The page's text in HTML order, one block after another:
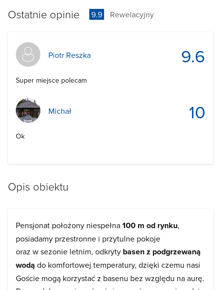
Ostatnie opinie 9.9 Rewelacyjny
9.6
Piotr Reszka
Super miejsce polecam
10
Michał
Ok
Opis obiektu
Pensjonat położony niespełna100 m od rynku,
posiadamy przestronne i przytulne pokoje
oraz w sezonie letnim, odkryty basen z podgrzewaną
wodą do komfortowej temperatury, dzięki czemu nasi
Goście mogą korzystać z basenu bez względu na aurę.